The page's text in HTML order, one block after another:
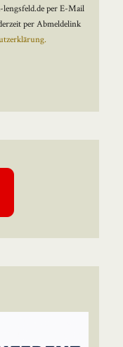
lengsfeld.de per E-Mail
per Abmeldelink